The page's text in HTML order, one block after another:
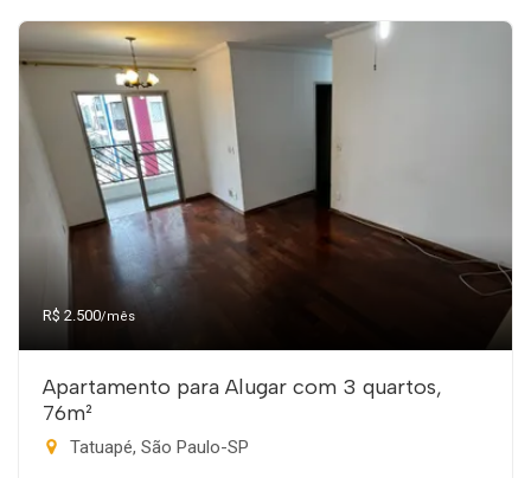
R$ 2.500/mês
Apartamento para Alugar com 3 quartos,
76m²
Tatuapé, São Paulo-SP